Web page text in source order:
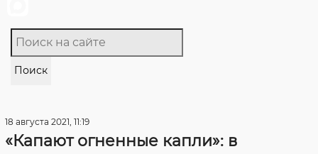
Поиск
18 августа 2021, 11:19
«Капают огненные капли»: в